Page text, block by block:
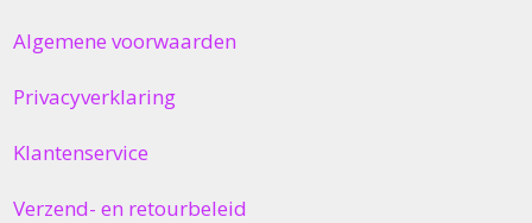
Algemene voorwaarden
Privacyverklaring
Klantenservice
Verzend- en retourbeleid